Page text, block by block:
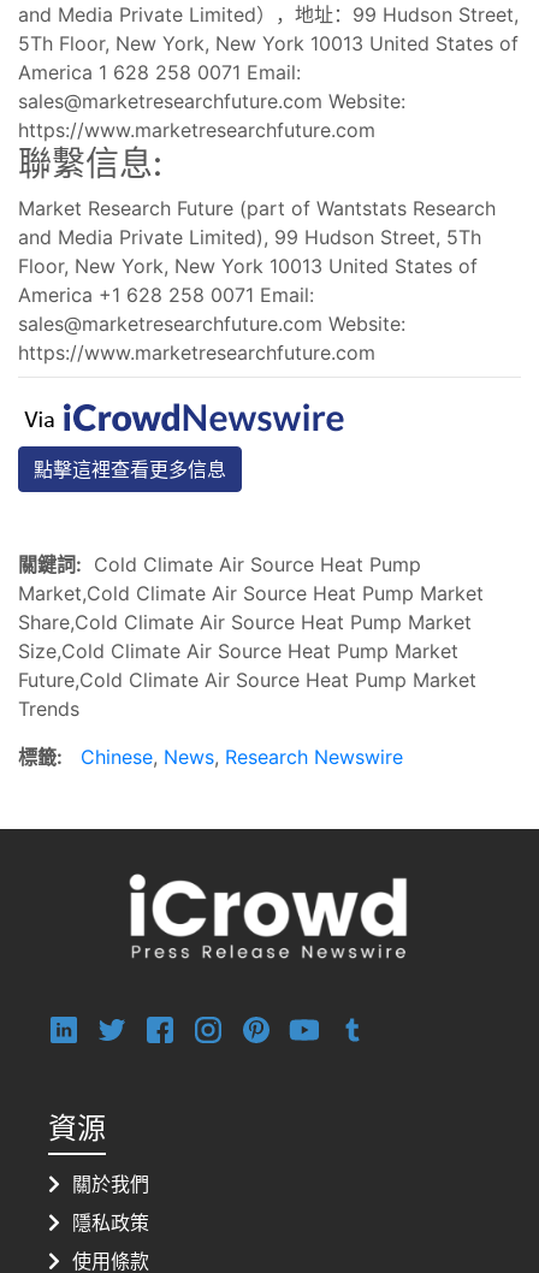
and Media Private Limited），地址：99 Hudson Street,
5Th Floor, New York, New York 10013 United States of
America 1 628 258 0071 Email:
sales@marketresearchfuture.com Website:
https://www.marketresearchfuture.com
聯繫信息:
Market Research Future (part of Wantstats Research
and Media Private Limited), 99 Hudson Street, 5Th
Floor, New York, New York 10013 United States of
America +1 628 258 0071 Email:
sales@marketresearchfuture.com Website:
https://www.marketresearchfuture.com
點擊這裡查看更多信息
關鍵詞: Cold Climate Air Source Heat Pump
Market,Cold Climate Air Source Heat Pump Market
Share,Cold Climate Air Source Heat Pump Market
Size,Cold Climate Air Source Heat Pump Market
Future,Cold Climate Air Source Heat Pump Market
Trends
標籤:
Chinese, News, Research Newswire
資源
關於我們
隱私政策
使用條款